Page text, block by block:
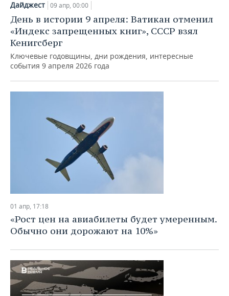
Дайджест 09 апр, 00:00
День в истории 9 апреля: Ватикан отменил
«Индекс запрещенных книг», СССР взял
Кенигсберг
Ключевые годовщины, дни рождения, интересные
события 9 апреля 2026 года
01 апр, 17:18
«Рост цен на авиабилеты будет умеренным.
Обычно они дорожают на 10%»